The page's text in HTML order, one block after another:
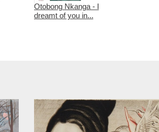
Otobong Nkanga - I
dreamt of you in...